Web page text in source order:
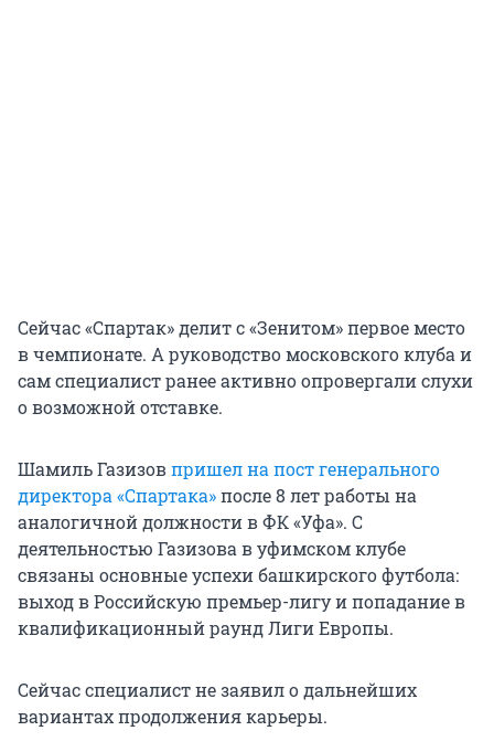
Сейчас «Спартак» делит с «Зенитом» первое место
в чемпионате. А руководство московского клуба и
сам специалист ранее активно опровергали слухи
о возможной отставке.
Шамиль Газизовпришел на пост генерального
директора «Спартака»после 8 лет работы на
аналогичной должности в ФК «Уфа». С
деятельностью Газизова в уфимском клубе
связаны основные успехи башкирского футбола:
выход в Российскую премьер-лигу и попадание в
квалификационный раунд Лиги Европы.
Сейчас специалист не заявил о дальнейших
вариантах продолжения карьеры.